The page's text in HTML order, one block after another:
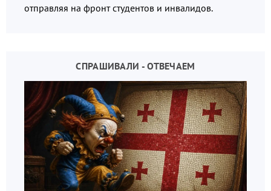
отправляя на фронт студентов и инвалидов.
СПРАШИВАЛИ - ОТВЕЧАЕМ